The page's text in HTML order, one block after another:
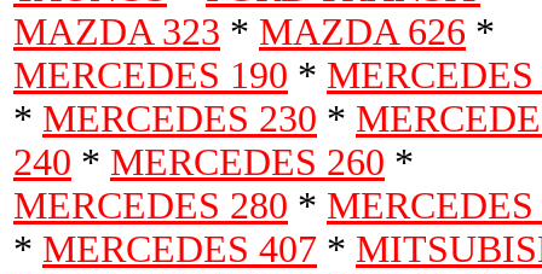
MAZDA 323 * MAZDA 626 *
MERCEDES 190 * MERCEDES
* MERCEDES 230 *
240 * MERCEDES 260 *
MERCEDES 280 * MERCEDES
* MERCEDES 407 *